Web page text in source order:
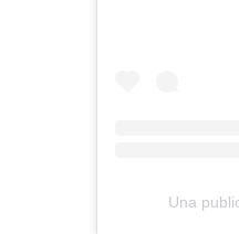
Una